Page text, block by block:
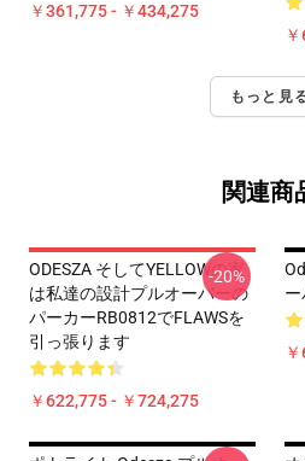
￥361,775 - ￥434,275
もっと見
関連商
ODESZA そしてYELLOWの家
は私達の設計プルオーバーの
パーカーRB0812でFLAWSを
引っ張ります
￥622,775 - ￥724,275
-20%